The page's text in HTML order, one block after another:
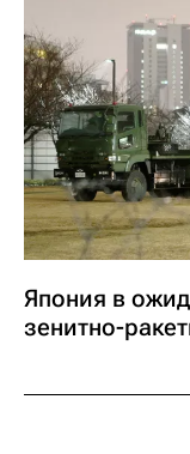
Япония в
зенитно-